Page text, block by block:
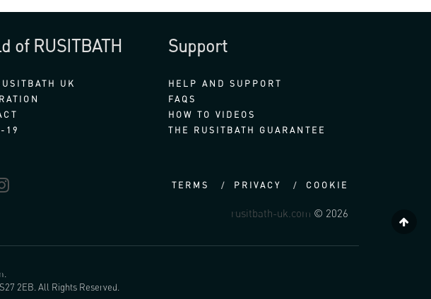
of RUSITBATH
UK
19
Support
HELP AND SUPPORT
FAQS
HOW TO VIDEOS
THE RUSITBATH GUARANTEE
TERMS PRIVACY COOKIE
rusitbath-uk.com © 2026
2EB. All Rights Reserved.